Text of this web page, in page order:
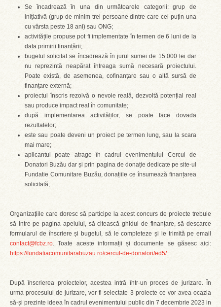
Se încadrează în una din următoarele categorii: grup de
inițiativă (grup de minim trei persoane dintre care cel puțin una
cu vârsta peste 18 ani) sau ONG;
activitățile propuse pot fi implementate în termen de 6 luni de la
data primirii finanțării;
bugetul solicitat se încadrează în jurul sumei de 15.000 lei dar
nu reprezintă neapărat întreaga sumă necesară proiectului.
Poate există, de asemenea, cofinanțare sau o altă sursă de
finanțare externă;
proiectul înscris rezolvă o nevoie reală, dezvoltă potențial real
sau produce impact real în comunitate;
după implementarea activităților, se poate face dovada
rezultatelor;
este sau poate deveni un proiect pe termen lung, sau la scara
mai mare;
aplicantul poate atrage în cadrul evenimentului Cercul de
Donatori Buzău dar și prin pagina de donație dedicate pe site-ul
Fundatie Comunitare Buzău, donațiile ce însumează finanțarea
solicitată;
Organizațiile care doresc să participe la acest concurs de proiecte trebuie
să intre pe pagina apelului, să citească ghidul de finanțare, să descarce
formularul de înscriere și bugetul, să le completeze și le trimită pe email
contact@fcbz.ro. Toate aceste informații și documente se găsesc aici:
https://fundatiacomunitarabuzau.ro/cercul-de-donatori/ed5/
După înscrierea proiectelor, acestea intră într-un proces de jurizare. În
urma procesului de jurizare, vor fi selectate 3 proiecte ce vor avea ocazia
să-și prezinte ideea în cadrul evenimentului public din 7 decembrie 2023 in